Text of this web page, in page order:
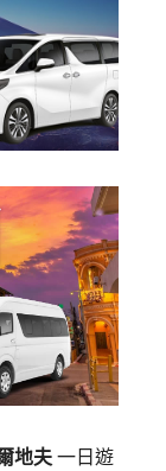
地夫一日遊